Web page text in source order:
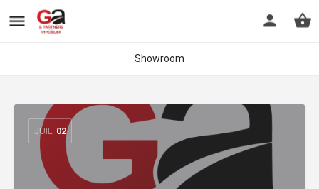
Showroom
JUIL 02